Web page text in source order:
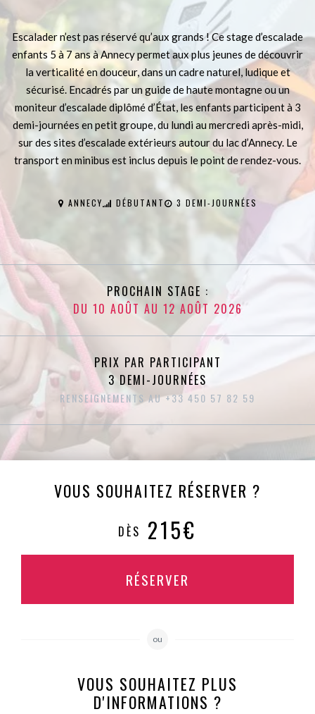
Escalader n’est pas réservé qu’aux grands ! Ce stage d’escalade
enfants 5 à 7 ans à Annecy permet aux plus jeunes de découvrir
la verticalité en douceur, dans un cadre naturel, ludique et
sécurisé. Encadrés par un guide de haute montagne ou un
moniteur d’escalade diplômé d’État, les enfants participent à 3
demi-journées en petit groupe, du lundi au mercredi après-midi,
sur des sites d’escalade extérieurs autour du lac d’Annecy. Le
transport en minibus est inclus depuis le point de rendez-vous.
ANNECY DÉBUTANT 3 DEMI-JOURNÉES
PROCHAIN STAGE :
DU 10 AOÛT AU 12 AOÛT 2026
PRIX PAR PARTICIPANT
3 DEMI-JOURNÉES
RENSEIGNEMENTS AU +33 450 57 82 59
VOUS SOUHAITEZ RÉSERVER ?
DÈS 215€
RÉSERVER
ou
VOUS SOUHAITEZ PLUS
D'INFORMATIONS ?